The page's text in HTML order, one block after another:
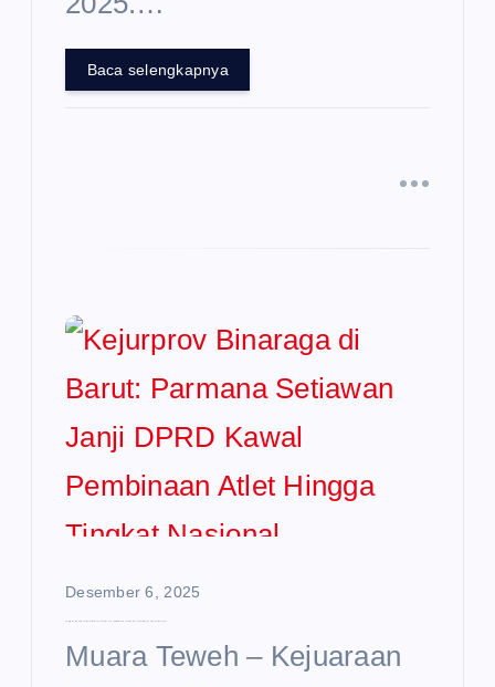
Baca selengkapnya
Desember 6, 2025
Muara Teweh – Kejuaraan